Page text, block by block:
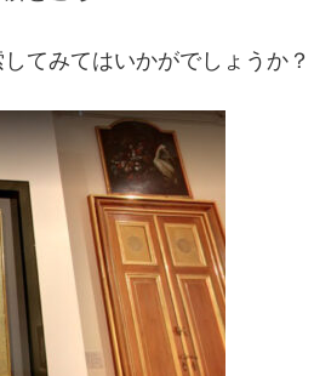
てみてはいかがでしょうか？